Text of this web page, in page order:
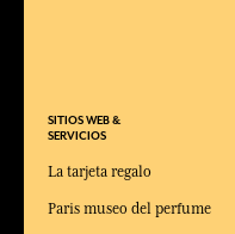
SITIOS WEB &
SERVICIOS
La tarjeta regalo
Paris museo del perfume